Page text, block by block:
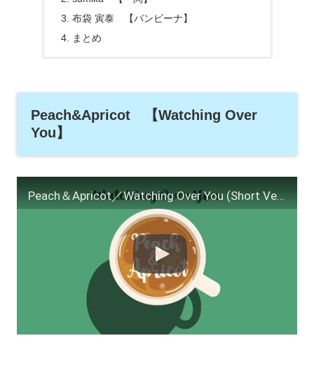
布袋 寅泰 【バンビーナ】
まとめ
Peach&Apricot 【Watching Over
You】
Peach＆Apricot／Watching Over You (Short Version)